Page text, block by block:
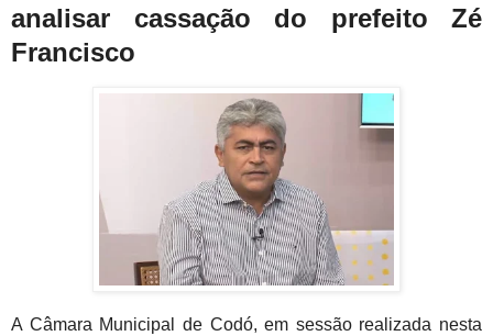
analisar cassação do prefeito Zé
Francisco
A Câmara Municipal de Codó, em sessão realizada nesta